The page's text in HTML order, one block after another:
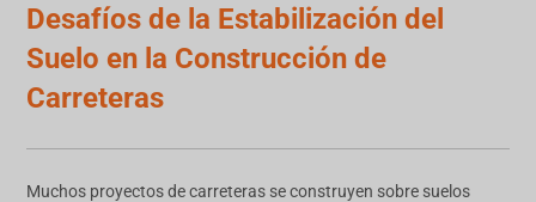
Desafíos de la Estabilización del
Suelo en la Construcción de
Carreteras
Muchos proyectos de carreteras se construyen sobre suelos